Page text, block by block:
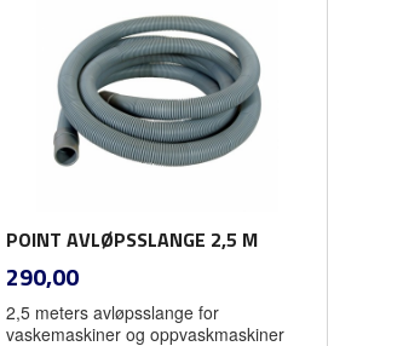
POINT AVLØPSSLANGE 2,5 M
Pris
290,00mva.
2,5 meters avløpsslange for
vaskemaskiner og oppvaskmaskiner